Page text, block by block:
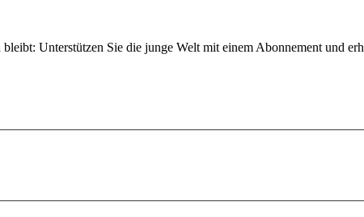
Unterstützen Sie die junge Welt mit einem Abonnement und